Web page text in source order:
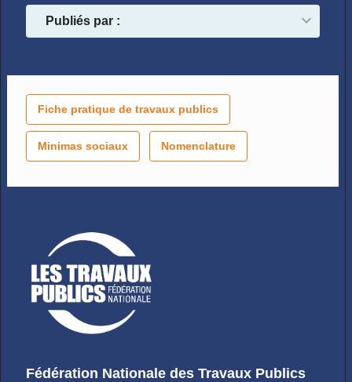
Publiés par :
Fiche pratique de travaux publics
Minimas sociaux Nomenclature
Fédération Nationale des Travaux Publics